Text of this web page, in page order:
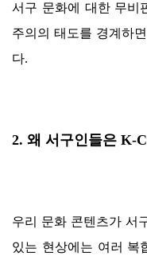
서구 문화에 대한 무비
주의의 태도를 경계하
다.
2. 왜 서구인들은 K-
우리 문화 콘텐츠가 서
있는 현상에는 여러 복